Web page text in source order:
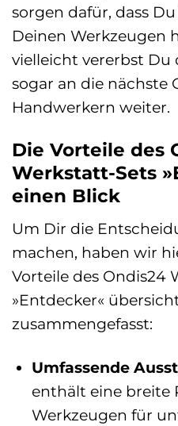
sorgen dafür, dass
Deinen Werkzeugen
vielleicht vererbst Du
sogar an die nächste
Handwerkern weiter.
Die Vorteile des
Werkstatt-Sets
einen Blick
Um Dir die
machen, haben wir
Vorteile des Ondis24
»Entdecker«
zusammengefasst:
Umfassende
enthält eine breite
Werkzeugen für